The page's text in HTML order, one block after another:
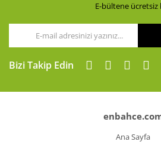
Gönder
E-bültene
Bizi Takip Edin
Ana Sayfa